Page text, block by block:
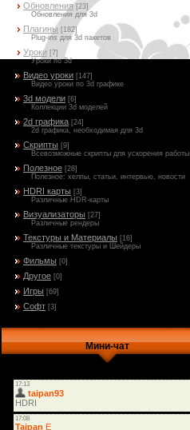
Обновления [23]
Обновления для 3d
Плагины [182]
Plug-ins для 3d пакетов
Уроки [7]
Уроки по 3d
Видео уроки [147]
Видео уроки по 3d графике
3d модели [6]
Коллекции 3d моделей
2d графика [24]
2d графика, необходимая для 3d
Скрипты [9]
Всевозможные скрипты для ускорения работы
Полезное [28]
Полезное: хелпы, статьи, интервью, новости
HDRI карты [3]
Различные HDR-карты
Визуализаторы [27]
Различные рендеры
Текстуры и Материалы [16]
Различные текстуры и Шейдеры
Фильмы [0]
Другое [0]
Игры [69]
Софт [3]
Мини-чат